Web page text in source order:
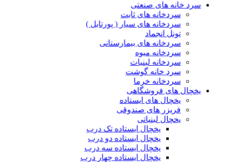
سرد خانه های صنعتی
سردخانه های ثابت
سردخانه های سیار ( پورتابل )
تونل انجماد
سردخانه های بیمارستانی
سردخانه میوه
سردخانه لبنیات
سرد خانه گوشت
سردخانه خرما
یخچال های فروشگاهی
یخچال های ایستاده
فریزر های صندوقی
یخچال لبنیاتی
یخچال ایستاده تک درب
یخچال ایستاده دو درب
یخچال ایستاده سه درب
یخچال ایستاده چهار درب